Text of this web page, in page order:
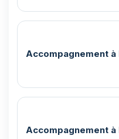
Accompagnement à
Accompagnement à